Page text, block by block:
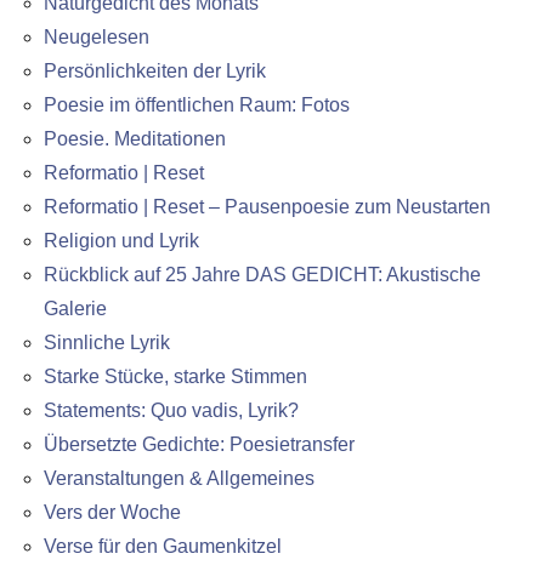
Neugelesen
Persönlichkeiten der Lyrik
Poesie im öffentlichen Raum: Fotos
Poesie. Meditationen
Reformatio | Reset
Reformatio | Reset – Pausenpoesie zum Neustarten
Religion und Lyrik
Rückblick auf 25 Jahre DAS GEDICHT: Akustische
Galerie
Sinnliche Lyrik
Starke Stücke, starke Stimmen
Statements: Quo vadis, Lyrik?
Übersetzte Gedichte: Poesietransfer
Veranstaltungen & Allgemeines
Vers der Woche
Verse für den Gaumenkitzel